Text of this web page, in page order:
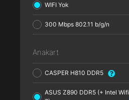
WIFI Yok
300 Mbps 802.11 b/g/n
Anakart
CASPER H810 DDR5
ASUS Z890 DDR5 (+ Intel Wifi